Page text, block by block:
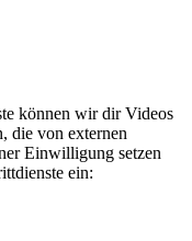
können wir dir Videos
die von externen
Einwilligung setzen
ein: